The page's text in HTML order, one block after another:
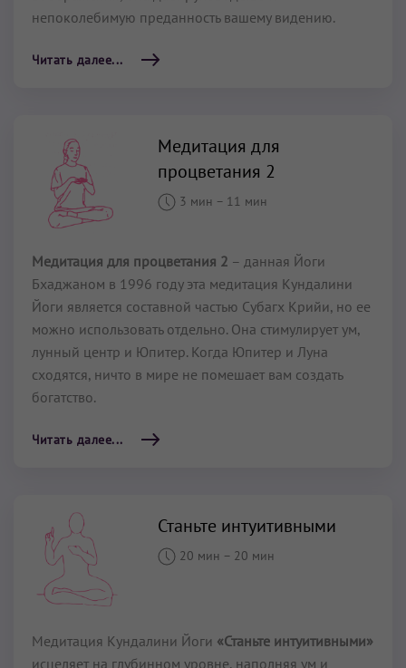
непоколебимую преданность вашему видению.
Читать далее...
Медитация для
процветания 2
3 мин – 11 мин
Медитация для процветания 2 – данная Йоги
Бхаджаном в 1996 году эта медитация Кундалини
Йоги является составной частью Субагх Крийи, но ее
можно использовать отдельно. Она стимулирует ум,
лунный центр и Юпитер. Когда Юпитер и Луна
сходятся, ничто в мире не помешает вам создать
богатство.
Читать далее...
Станьте интуитивными
20 мин – 20 мин
Медитация Кундалини Йоги «Станьте интуитивными»
исцеляет на глубинном уровне, наполняя ум и